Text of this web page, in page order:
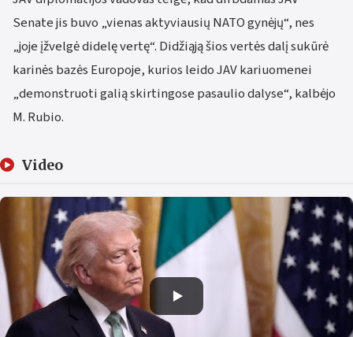
Senate jis buvo „vienas aktyviausių NATO gynėjų“, nes
„joje įžvelgė didelę vertę“. Didžiąją šios vertės dalį sukūrė
karinės bazės Europoje, kurios leido JAV kariuomenei
„demonstruoti galią skirtingose pasaulio dalyse“, kalbėjo
M. Rubio.
Video